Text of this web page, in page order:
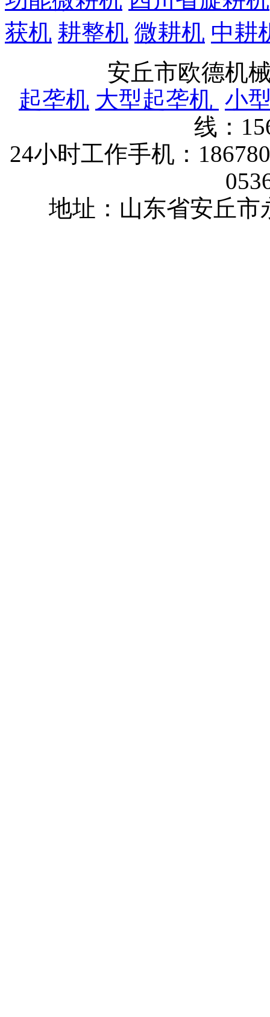
获机 耕整机 微耕机 中耕
安丘市欧德机
起垄机 大型起垄机 小
线：
24小时工作手机：
地址：山东省安丘